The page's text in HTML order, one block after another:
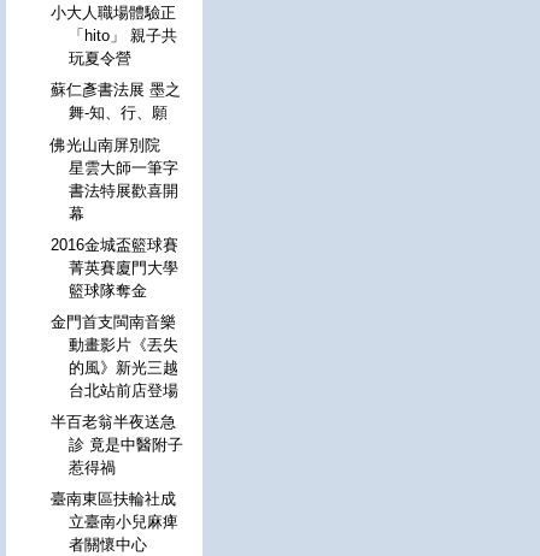
小大人職場體驗正
「hito」 親子共
玩夏令營
蘇仁彥書法展 墨之
舞-知、行、願
佛光山南屏別院
星雲大師一筆字
書法特展歡喜開
幕
2016金城盃籃球賽
菁英賽廈門大學
籃球隊奪金
金門首支閩南音樂
動畫影片《丟失
的風》新光三越
台北站前店登場
半百老翁半夜送急
診 竟是中醫附子
惹得禍
臺南東區扶輪社成
立臺南小兒麻痺
者關懷中心